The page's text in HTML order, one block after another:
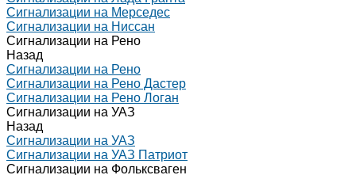
Сигнализации на Мерседес
Сигнализации на Ниссан
Сигнализации на Рено
Назад
Сигнализации на Рено
Сигнализации на Рено Дастер
Сигнализации на Рено Логан
Сигнализации на УАЗ
Назад
Сигнализации на УАЗ
Сигнализации на УАЗ Патриот
Сигнализации на Фольксваген